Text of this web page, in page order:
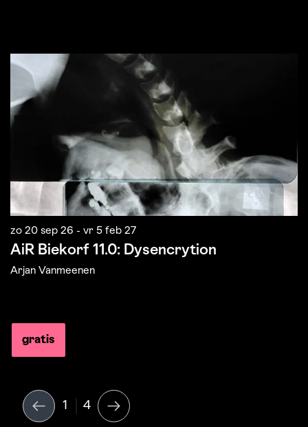
AiR Biekorf 11.0: Dysencrytion
Arjan Vanmeenen
zo 20 sep 26 - vr 5 feb 27
gratis
1 4